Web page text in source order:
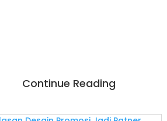
Continue Reading